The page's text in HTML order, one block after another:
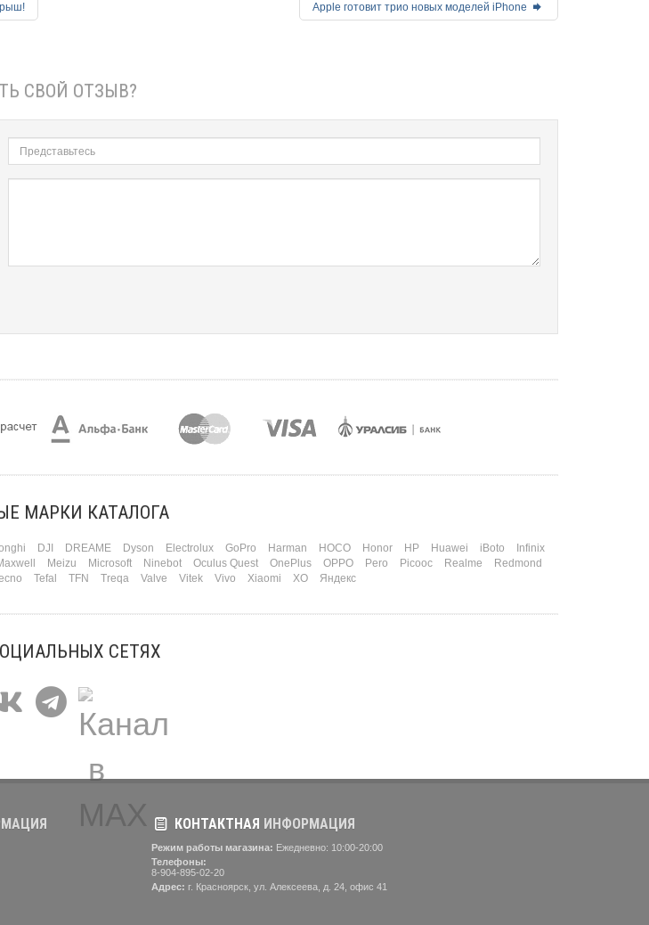
Apple готовит трио новых моделей iPhone
СВОЙ ОТЗЫВ?
МАРКИ КАТАЛОГА
DJI DREAME Dyson Electrolux GoPro Harman HOCO Honor HP Huawei iBoto
Infinix
Meizu Microsoft Ninebot Oculus Quest OnePlus OPPO Pero Picooc Realme
Redmond
Tefal TFN Treqa Valve Vitek Vivo Xiaomi XO Яндекс
СЕТЯХ
КОНТАКТНАЯ ИНФОРМАЦИЯ
Режим работы магазина: Ежедневно: 10:00-20:00
Телефоны:
8-904-895-02-20
Адрес: г. Красноярск, ул. Алексеева, д. 24, офис 41